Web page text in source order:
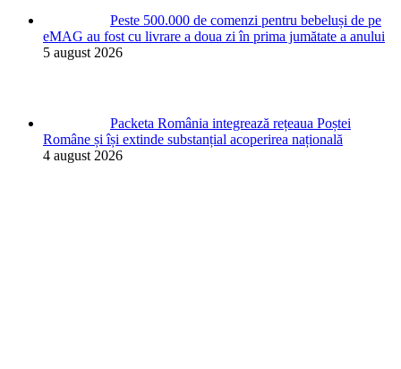
Peste 500.000 de comenzi pentru bebeluși de pe
eMAG au fost cu livrare a doua zi în prima jumătate a anului
5 august 2026
Packeta România integrează rețeaua Poștei
Române și își extinde substanțial acoperirea națională
4 august 2026